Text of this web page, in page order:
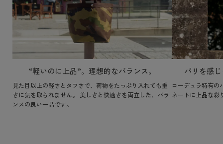
“軽いのに上品”。理想的なバランス。
見た目以上の軽さとタフさで、荷物をたっぷり入れても重
さに気を取られません。 美しさと快適さを両立した、バラ
ンスの良い一品です。
パリを感
コーデュラ特有の
ネートに上品な彩